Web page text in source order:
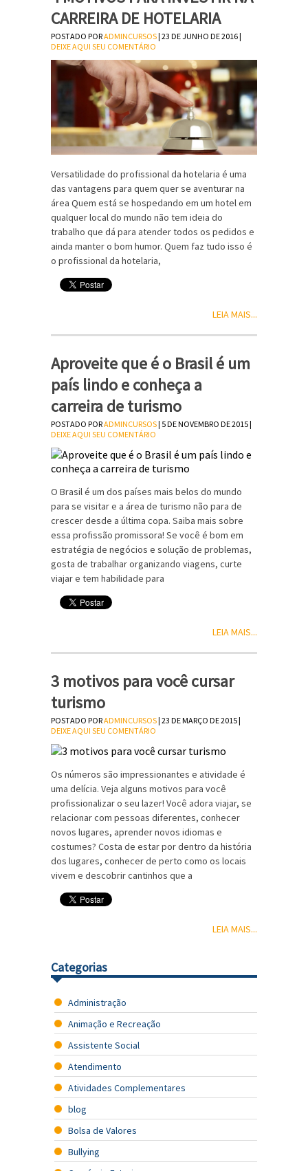
CARREIRA DE HOTELARIA
POSTADO PORADMINCURSOS| 23 DE JUNHO DE 2016 |
DEIXE AQUI SEU COMENTÁRIO
Versatilidade do profissional da hotelaria é uma
das vantagens para quem quer se aventurar na
área Quem está se hospedando em um hotel em
qualquer local do mundo não tem ideia do
trabalho que dá para atender todos os pedidos e
ainda manter o bom humor. Quem faz tudo isso é
o profissional da hotelaria,
LEIA MAIS...
Aproveite que é o Brasil é um
país lindo e conheça a
carreira de turismo
POSTADO PORADMINCURSOS| 5 DE NOVEMBRO DE 2015 |
DEIXE AQUI SEU COMENTÁRIO
O Brasil é um dos países mais belos do mundo
para se visitar e a área de turismo não para de
crescer desde a última copa. Saiba mais sobre
essa profissão promissora! Se você é bom em
estratégia de negócios e solução de problemas,
gosta de trabalhar organizando viagens, curte
viajar e tem habilidade para
LEIA MAIS...
3 motivos para você cursar
turismo
POSTADO PORADMINCURSOS| 23 DE MARÇO DE 2015 |
DEIXE AQUI SEU COMENTÁRIO
Os números são impressionantes e atividade é
uma delícia. Veja alguns motivos para você
profissionalizar o seu lazer! Você adora viajar, se
relacionar com pessoas diferentes, conhecer
novos lugares, aprender novos idiomas e
costumes? Costa de estar por dentro da história
dos lugares, conhecer de perto como os locais
vivem e descobrir cantinhos que a
LEIA MAIS...
Categorias
Administração
Animação e Recreação
Assistente Social
Atendimento
Atividades Complementares
blog
Bolsa de Valores
Bullying